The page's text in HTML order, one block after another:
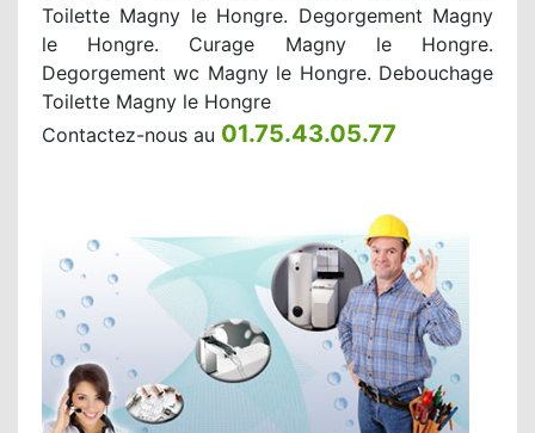
Toilette Magny le Hongre. Degorgement Magny
le Hongre. Curage Magny le Hongre.
Degorgement wc Magny le Hongre. Debouchage
Toilette Magny le Hongre
Contactez-nous au 01.75.43.05.77